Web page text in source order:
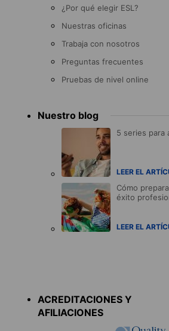
¿Por qué elegir ESL?
Nuestras oficinas
Trabaja con nosotros
Preguntas frecuentes
Pruebas de nivel online
Nuestro blog
5 series para
LEER EL
Cómo
éxito
LEER EL
ACREDITACIONES Y
AFILIACIONES